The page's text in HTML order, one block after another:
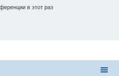
в этот раз